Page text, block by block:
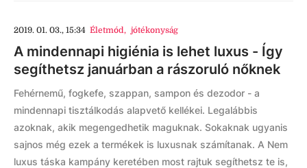
2019. 01. 03., 15:34 Életmód, jótékonyság
A mindennapi higiénia is lehet luxus - Így
segíthetsz januárban a rászoruló nőknek
Fehérnemű, fogkefe, szappan, sampon és dezodor - a
mindennapi tisztálkodás alapvető kellékei. Legalábbis
azoknak, akik megengedhetik maguknak. Sokaknak ugyanis
sajnos még ezek a termékek is luxusnak számítanak. A Nem
luxus táska kampány keretében most rajtuk segíthetsz te is,